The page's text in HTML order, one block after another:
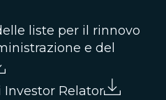
liste per il rinnovo
e del
Investor Relator